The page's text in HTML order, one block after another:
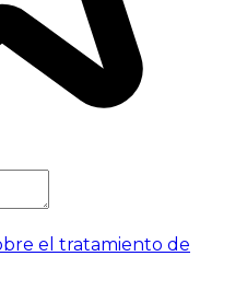
el tratamiento de